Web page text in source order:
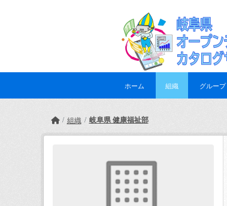
ホーム 組織 グループ
組織 岐阜県 健康福祉部